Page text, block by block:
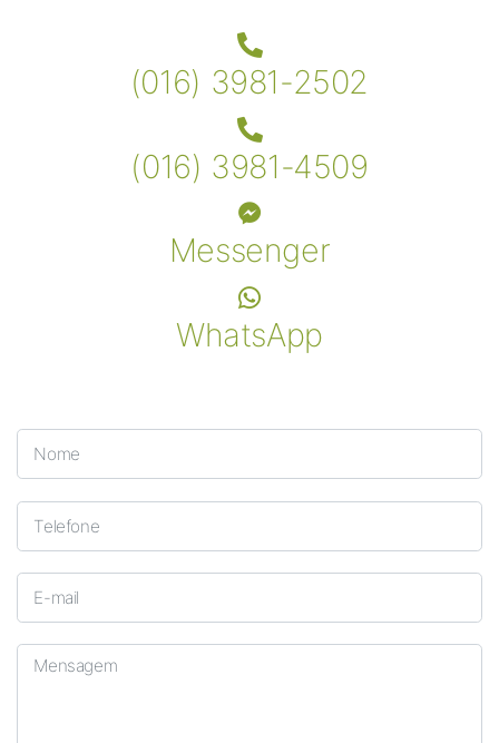
(016) 3981-2502
(016) 3981-4509
Messenger
WhatsApp